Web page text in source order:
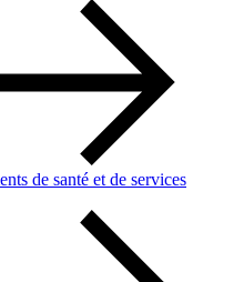
de santé et de services